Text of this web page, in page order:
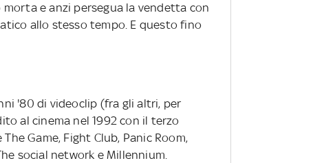
e anzi persegua la vendetta con
allo stesso tempo. E questo fino
'80 di videoclip (fra gli altri, per
al cinema nel 1992 con il terzo
Game, Fight Club, Panic Room,
social network e Millennium.